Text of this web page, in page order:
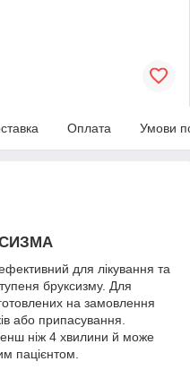
Оплата Умови
для лікування та
бруксизму. Для
на замовлення
або припасування.
ніж 4 хвилини й може
пацієнтом.